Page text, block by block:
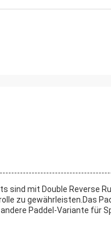
sind mit Double Reverse
zu gewährleisten.Das
Paddel-Variante für